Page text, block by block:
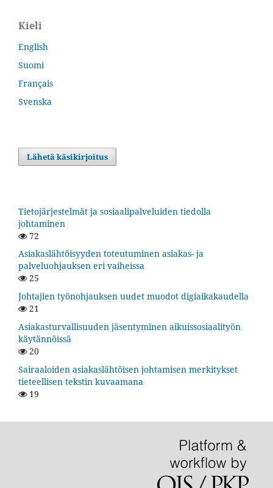
Kieli
English
Suomi
Français
Svenska
Lähetä käsikirjoitus
Tietojärjestelmät ja sosiaalipalveluiden tiedolla
johtaminen
72
Asiakaslähtöisyyden toteutuminen asiakas- ja
palveluohjauksen eri vaiheissa
25
Johtajien työnohjauksen uudet muodot digiaikakaudella
21
Asiakasturvallisuuden jäsentyminen aikuissosiaalityön
käytännöissä
20
Sairaaloiden asiakaslähtöisen johtamisen merkitykset
tieteellisen tekstin kuvaamana
19